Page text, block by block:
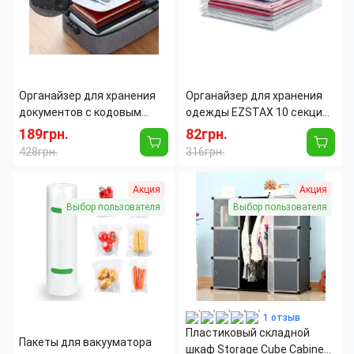
продуктов
230 мм
Органайзер для хранения
документов с кодовым
замком
189грн.
428грн.
Количество отделений:
11-15
Органайзер для хранения
одежды EZSTAX 10 секций,
пластик
82грн.
316грн.
Для одежды
Ширина: 30 см
Материал: Полиэстер
Количество отделений:
6-10
Акция
Выбор пользователя
Пакеты для вакууматора
Акция
Выбор пользователя
1 отзыв
Пластиковый складной
шкаф Storage Cube Cabinet